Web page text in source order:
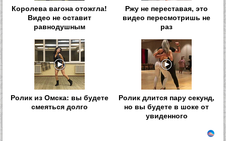
Королева вагона отожгла!
Видео не оставит
равнодушным
Ржу не переставая, это
видео пересмотришь не
раз
Ролик из Омска: вы будете
смеяться долго
Ролик длится пару секунд,
но вы будете в шоке от
увиденного